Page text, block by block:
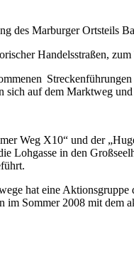
des Marburger Ortsteils
Handelsstraßen,
sich auf dem Marktweg
Weg X10“ und der
Lohgasse in den
hat eine
im Sommer 2008 mit dem